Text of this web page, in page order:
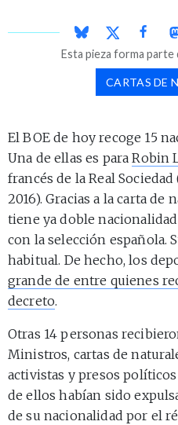
Esta pieza forma
CARTAS DE
El BOE de hoy recoge 15
Una de ellas es paraRobin
francés de la Real
2016). Gracias a la carta de
tiene ya doble
con la selección española.
habitual. De hecho, los
grande de entre quienes
decreto.
Otras 14 personas
Ministros, cartas de
activistas y presos
de ellos habían sido
de su nacionalidad por el